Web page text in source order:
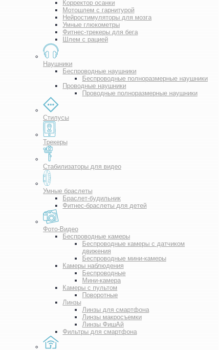
Корректор осанки
Мотошлем с гарнитурой
Нейростимуляторы для мозга
Умные глюкометры
Фитнес-трекеры для бега
Шлем с рацией
Наушники
Беспроводные наушники
Беспроводные полноразмерные наушники
Проводные наушники
Проводные полноразмерные наушники
Стилусы
Трекеры
Стабилизаторы для видео
Умные браслеты
Браслет-будильник
Фитнес-браслеты для детей
Фото-Видео
Беспроводные камеры
Беспроводные камеры с датчиком
движения
Беспроводные мини-камеры
Камеры наблюдения
Беспроводные
Мини-камера
Камеры с пультом
Поворотные
Линзы
Линзы для смартфона
Линзы макросъемки
Линзы ФишАй
Фильтры для смартфона